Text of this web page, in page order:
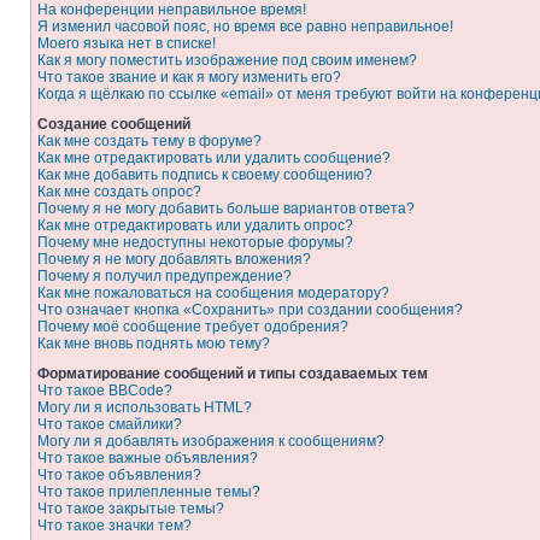
На конференции неправильное время!
Я изменил часовой пояс, но время все равно неправильное!
Моего языка нет в списке!
Как я могу поместить изображение под своим именем?
Что такое звание и как я могу изменить его?
Когда я щёлкаю по ссылке «email» от меня требуют войти на
Создание сообщений
Как мне создать тему в форуме?
Как мне отредактировать или удалить сообщение?
Как мне добавить подпись к своему сообщению?
Как мне создать опрос?
Почему я не могу добавить больше вариантов ответа?
Как мне отредактировать или удалить опрос?
Почему мне недоступны некоторые форумы?
Почему я не могу добавлять вложения?
Почему я получил предупреждение?
Как мне пожаловаться на сообщения модератору?
Что означает кнопка «Сохранить» при создании сообщения?
Почему моё сообщение требует одобрения?
Как мне вновь поднять мою тему?
Форматирование сообщений и типы создаваемых тем
Что такое BBCode?
Могу ли я использовать HTML?
Что такое смайлики?
Могу ли я добавлять изображения к сообщениям?
Что такое важные объявления?
Что такое объявления?
Что такое прилепленные темы?
Что такое закрытые темы?
Что такое значки тем?